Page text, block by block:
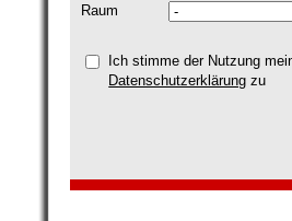
Raum
Ich stimme der Nutzung
Datenschutzerklärung zu